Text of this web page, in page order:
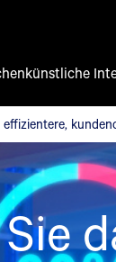
künstliche